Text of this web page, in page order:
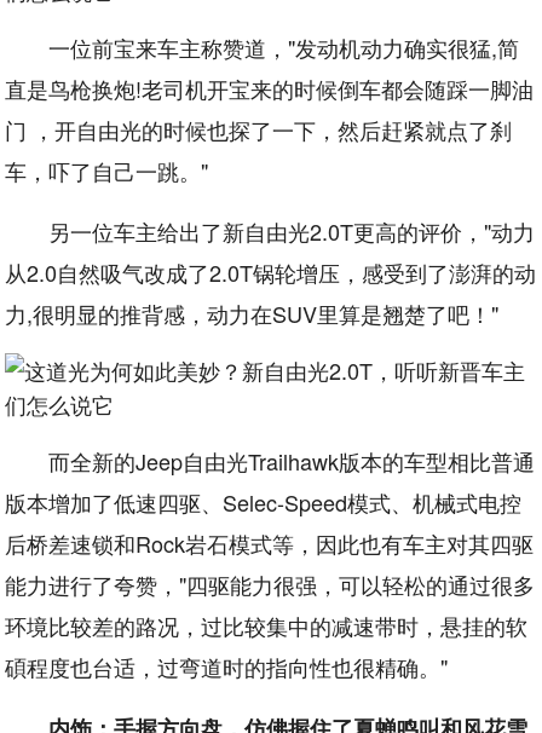
一位前宝来车主称赞道，"发动机动力确实很猛,简
直是鸟枪换炮!老司机开宝来的时候倒车都会随踩一脚油
门 ，开自由光的时候也探了一下，然后赶紧就点了刹
车，吓了自己一跳。"
另一位车主给出了新自由光2.0T更高的评价，"动力
从2.0自然吸气改成了2.0T锅轮增压，感受到了澎湃的动
力,很明显的推背感，动力在SUV里算是翘楚了吧！"
而全新的Jeep自由光Trailhawk版本的车型相比普通
版本增加了低速四驱、Selec-Speed模式、机械式电控
后桥差速锁和Rock岩石模式等，因此也有车主对其四驱
能力进行了夸赞，"四驱能力很强，可以轻松的通过很多
环境比较差的路况，过比较集中的减速带时，悬挂的软
碩程度也台适，过弯道时的指向性也很精确。"